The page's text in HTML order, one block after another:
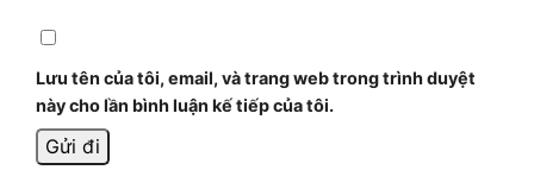
Lưu tên của tôi, email, và trang web trong trình duyệt
này cho lần bình luận kế tiếp của tôi.